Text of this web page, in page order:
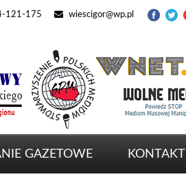
121-175 wiescigor@wp.pl
GAZETOWE KONTAKT